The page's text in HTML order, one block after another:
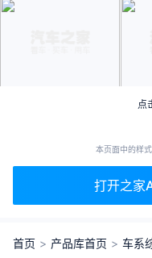
点
本页面中的样
打开之家
首页 > 产品库首页 > 车系